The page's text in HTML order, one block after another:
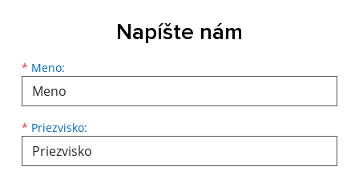
Napíšte nám
* Meno:
Meno
* Priezvisko:
Priezvisko
E-mailová adresa